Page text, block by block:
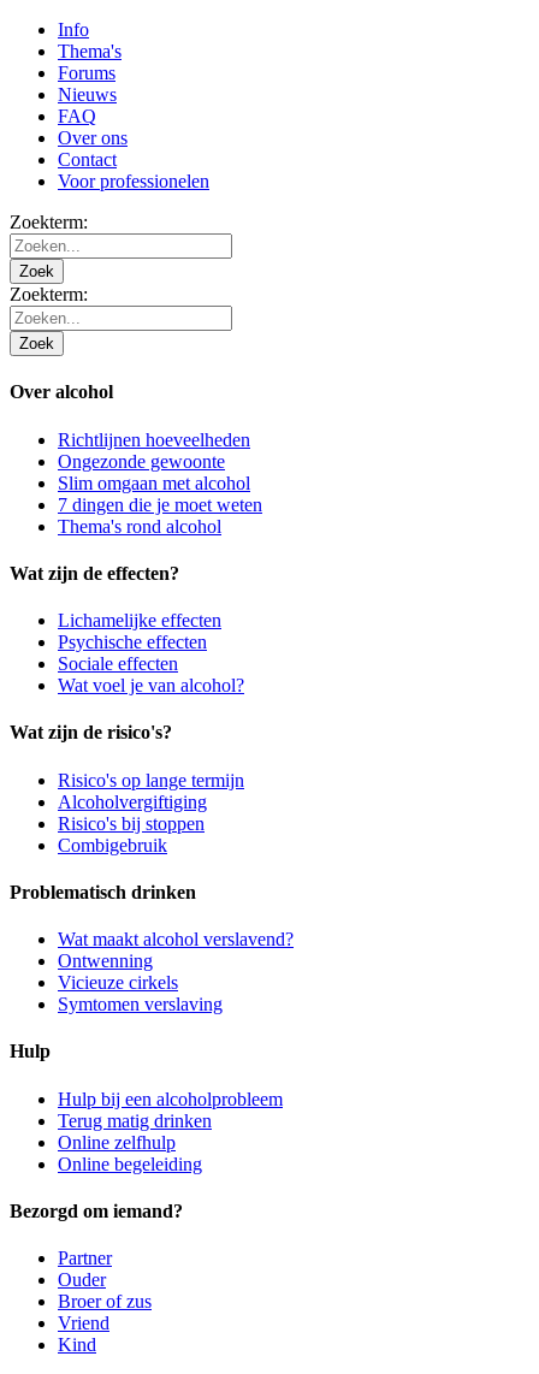
Info
Thema's
Forums
Nieuws
FAQ
Over ons
Contact
Voor professionelen
Zoekterm:
Zoek
Zoekterm:
Zoek
Over alcohol
Richtlijnen hoeveelheden
Ongezonde gewoonte
Slim omgaan met alcohol
7 dingen die je moet weten
Thema's rond alcohol
Wat zijn de effecten?
Lichamelijke effecten
Psychische effecten
Sociale effecten
Wat voel je van alcohol?
Wat zijn de risico's?
Risico's op lange termijn
Alcoholvergiftiging
Risico's bij stoppen
Combigebruik
Problematisch drinken
Wat maakt alcohol verslavend?
Ontwenning
Vicieuze cirkels
Symtomen verslaving
Hulp
Hulp bij een alcoholprobleem
Terug matig drinken
Online zelfhulp
Online begeleiding
Bezorgd om iemand?
Partner
Ouder
Broer of zus
Vriend
Kind